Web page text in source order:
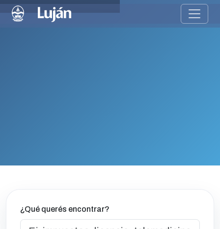
¿Qué querés encontrar?